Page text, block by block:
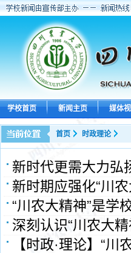
学校首页 新闻主页 媒体
首页 时政理论
新时代更需大力弘
新时期应强化“川
“川农大精神”是学
深刻认识“川农大
【时政·理论】“川